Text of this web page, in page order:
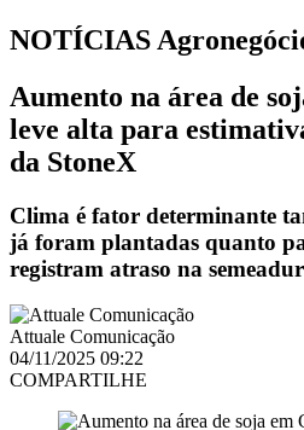
NOTÍCIAS
Aumento na área de
leve alta para
da StoneX
Clima é fator determinante
já foram plantadas quanto
registram atraso na
Attuale Comunicação
04/11/2025 09:22
COMPARTILHE